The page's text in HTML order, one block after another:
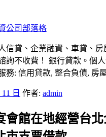
公司部落格
信貸、企業融資、車貸、
詢不收費！ 銀行貸款。個
務: 信用貸款, 整合負債, 房
日 作者: admin
會館在地經營台